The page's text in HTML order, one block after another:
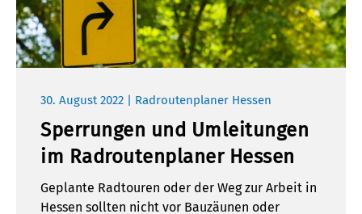
30. August 2022 | Radroutenplaner Hessen
Sperrungen und Umleitungen
im Radroutenplaner Hessen
Geplante Radtouren oder der Weg zur Arbeit in
Hessen sollten nicht vor Bauzäunen oder